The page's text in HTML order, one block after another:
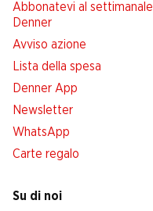
Abbonatevi al settimanale
Denner
Avviso azione
Lista della spesa
Denner App
Newsletter
WhatsApp
Carte regalo
Su di noi